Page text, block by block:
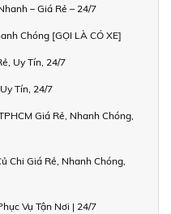
– Giá Rẻ – 24/7
Chóng [GỌI LÀ CÓ XE]
Uy Tín, 24/7
Tín, 24/7
Giá Rẻ, Nhanh Chóng,
Chi Giá Rẻ, Nhanh Chóng,
Vụ Tận Nơi | 24/7